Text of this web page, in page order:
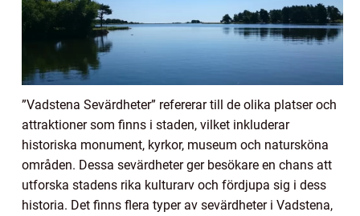
”Vadstena Sevärdheter” refererar till de olika platser och
attraktioner som finns i staden, vilket inkluderar
historiska monument, kyrkor, museum och natursköna
områden. Dessa sevärdheter ger besökare en chans att
utforska stadens rika kulturarv och fördjupa sig i dess
historia. Det finns flera typer av sevärdheter i Vadstena,